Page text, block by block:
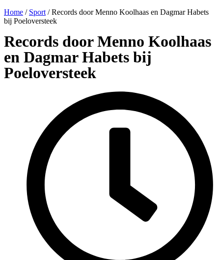
Home / Sport /Records door Menno Koolhaas en Dagmar Habets
bij Poeloversteek
Records door Menno Koolhaas
en Dagmar Habets bij
Poeloversteek